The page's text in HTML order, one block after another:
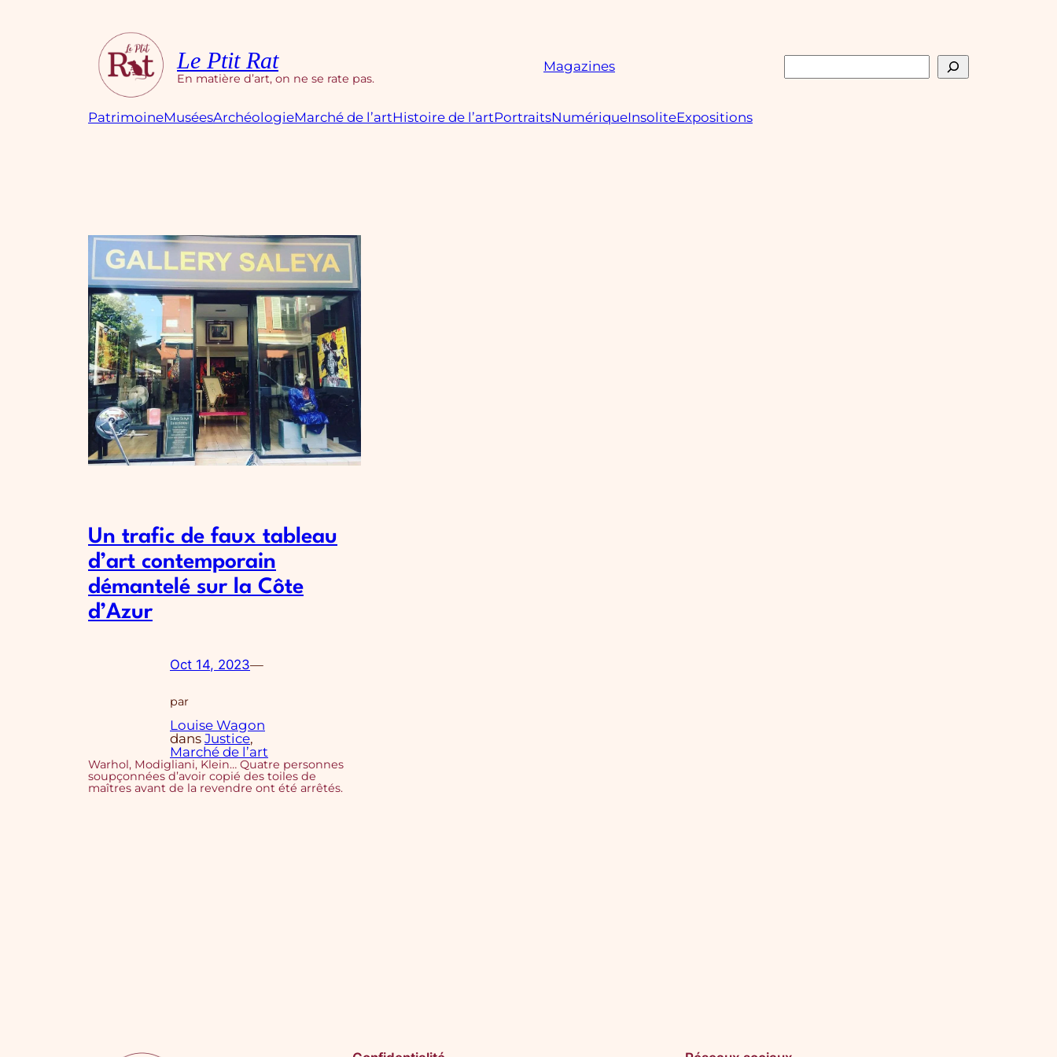
Le Ptit Rat
En matière d’art, on ne se rate pas.
Magazines Rechercher
PatrimoineMuséesArchéologieMarché de l’artHistoire de l’artPortraitsNumériqueInsoliteExpositions
Un trafic de faux tableau
d’art contemporain
démantelé sur la Côte
d’Azur
Oct 14, 2023—
par
Louise Wagon
dans Justice
Marché de l’art
Warhol, Modigliani, Klein… Quatre personnes
soupçonnées d’avoir copié des toiles de
maîtres avant de la revendre ont été arrêtés.